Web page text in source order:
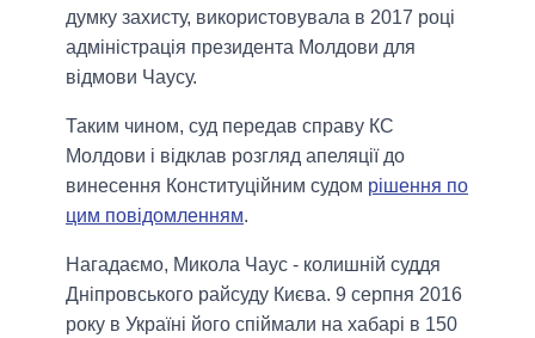
думку захисту, використовувала в 2017 році
адміністрація президента Молдови для
відмови Чаусу.
Таким чином, суд передав справу КС
Молдови і відклав розгляд апеляції до
винесення Конституційним судом рішення по
цим повідомленням.
Нагадаємо, Микола Чаус - колишній суддя
Дніпровського райсуду Києва. 9 серпня 2016
року в Україні його спіймали на хабарі в 150